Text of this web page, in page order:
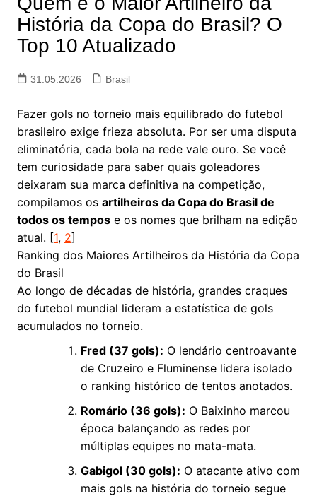
História da Copa do Brasil? O
Top 10 Atualizado
31.05.2026 Brasil
Fazer gols no torneio mais equilibrado do futebol
brasileiro exige frieza absoluta. Por ser uma disputa
eliminatória, cada bola na rede vale ouro. Se você
tem curiosidade para saber quais goleadores
deixaram sua marca definitiva na competição,
compilamos os artilheiros da Copa do Brasil de
todos os tempose os nomes que brilham na edição
atual. [1, 2]
Ranking dos Maiores Artilheiros da História da Copa
do Brasil
Ao longo de décadas de história, grandes craques
do futebol mundial lideram a estatística de gols
acumulados no torneio.
Fred (37 gols): O lendário centroavante
de Cruzeiro e Fluminense lidera isolado
o ranking histórico de tentos anotados.
Romário (36 gols): O Baixinho marcou
época balançando as redes por
múltiplas equipes no mata-mata.
Gabigol (30 gols): O atacante ativo com
mais gols na história do torneio segue